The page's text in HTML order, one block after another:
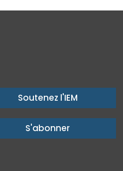
Soutenez l'IEM
S'abonner